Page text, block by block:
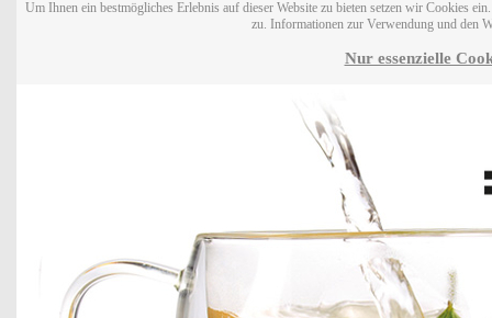
Um Ihnen ein bestmögliches Erlebnis auf dieser Website zu bieten setzen wir Cookies
zu. Informationen zur Verwendung und den
Nur essenzielle